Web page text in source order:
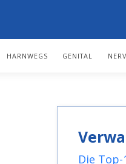
HARNWEGS GENITAL
Die